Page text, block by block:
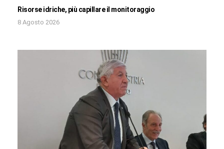
Risorse idriche, più capillare il monitoraggio
8 Agosto 2026